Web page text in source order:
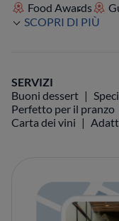
Food Awards
SCOPRI DI PIÙ
SERVIZI
Buoni dessert
Perfetto per il pranzo
Carta dei vini